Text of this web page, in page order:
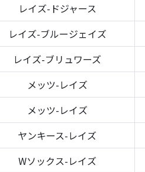
レイズ-ドジャース
レイズ-ブルージェイズ
レイズ-ブリュワーズ
メッツ-レイズ
メッツ-レイズ
ヤンキース-レイズ
Wソックス-レイズ